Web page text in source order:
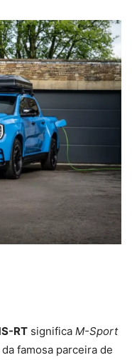
RT significa M-Sport
famosa parceira de